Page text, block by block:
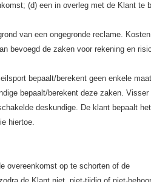
(d) een in overleg met de Klant te
van een ongegronde reclame.
bevoegd de zaken voor rekening en
bepaalt/berekent geen enkele
bepaalt/berekent deze zaken. Visser
deskundige. De klant bepaalt het
hiertoe.
overeenkomst op te schorten of de